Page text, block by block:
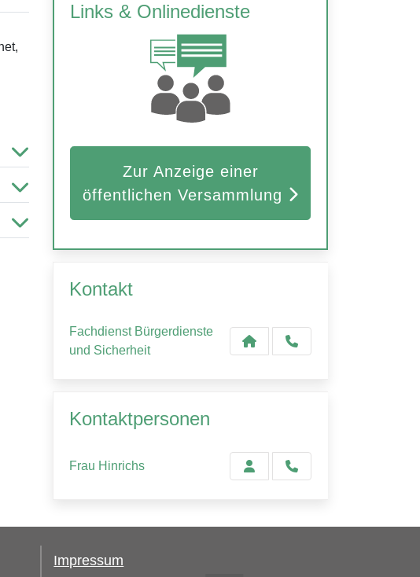
Links & Onlinedienste
Zur Anzeige einer
öffentlichen Versammlung
Kontakt
Fachdienst Bürgerdienste
und Sicherheit
Kontaktpersonen
Frau Hinrichs
Impressum